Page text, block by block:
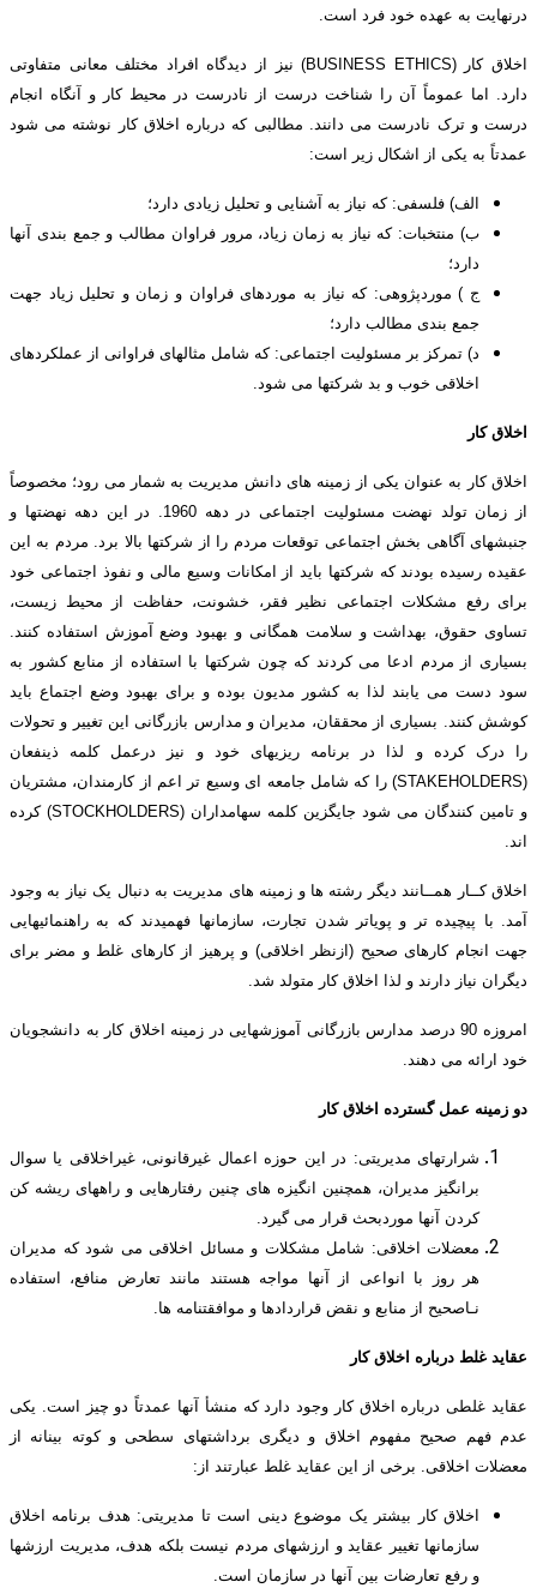
درنهایت به عهده خود فرد است.
اخلاق کار (BUSINESS ETHICS) نیز از دیدگاه افراد مختلف معانی متفاوتی
دارد. اما عموماً آن را شناخت درست از نادرست در محیط کار و آنگاه انجام
درست و ترک نادرست می دانند. مطالبی که درباره اخلاق کار نوشته می شود
عمدتاً به یکی از اشکال زیر است:
الف) فلسفی: که نیاز به آشنایی و تحلیل زیادی دارد؛
ب) منتخبات: که نیاز به زمان زیاد، مرور فراوان مطالب و جمع بندی آنها
دارد؛
ج ) موردپژوهی: که نیاز به موردهای فراوان و زمان و تحلیل زیاد جهت
جمع بندی مطالب دارد؛
د) تمرکز بر مسئولیت اجتماعی: که شامل مثالهای فراوانی از عملکردهای
اخلاقی خوب و بد شرکتها می شود.
اخلاق کار
اخلاق کار به عنوان یکی از زمینه های دانش مدیریت به شمار می رود؛ مخصوصاً
از زمان تولد نهضت مسئولیت اجتماعی در دهه 1960. در این دهه نهضتها و
جنبشهای آگاهی بخش اجتماعی توقعات مردم را از شرکتها بالا برد. مردم به این
عقیده رسیده بودند که شرکتها باید از امکانات وسیع مالی و نفوذ اجتماعی خود
برای رفع مشکلات اجتماعی نظیر فقر، خشونت، حفاظت از محیط زیست،
تساوی حقوق، بهداشت و سلامت همگانی و بهبود وضع آموزش استفاده کنند.
بسیاری از مردم ادعا می کردند که چون شرکتها با استفاده از منابع کشور به
سود دست می یابند لذا به کشور مدیون بوده و برای بهبود وضع اجتماع باید
کوشش کنند. بسیاری از محققان، مدیران و مدارس بازرگانی این تغییر و تحولات
را درک کرده و لذا در برنامه ریزیهای خود و نیز درعمل کلمه ذینفعان
(STAKEHOLDERS) را که شامل جامعه ای وسیع تر اعم از کارمندان، مشتریان
و تامین کنندگان می شود جایگزین کلمه سهامداران (STOCKHOLDERS) کرده
اند.
اخلاق کــار همــانند دیگر رشته ها و زمینه های مدیریت به دنبال یک نیاز به وجود
آمد. با پیچیده تر و پویاتر شدن تجارت، سازمانها فهمیدند که به راهنمائیهایی
جهت انجام کارهای صحیح (ازنظر اخلاقی) و پرهیز از کارهای غلط و مضر برای
دیگران نیاز دارند و لذا اخلاق کار متولد شد.
امروزه 90 درصد مدارس بازرگانی آموزشهایی در زمینه اخلاق کار به دانشجویان
خود ارائه می دهند.
دو زمینه عمل گسترده اخلاق کار
شرارتهای مدیریتی: در این حوزه اعمال غیرقانونی، غیراخلاقی یا سوال
برانگیز مدیران، همچنین انگیزه های چنین رفتارهایی و راههای ریشه کن
کردن آنها موردبحث قرار می گیرد.
معضلات اخلاقی: شامل مشکلات و مسائل اخلاقی می شود که مدیران
هر روز با انواعی از آنها مواجه هستند مانند تعارض منافع، استفاده
نـاصحیح از منابع و نقض قراردادها و موافقتنامه ها.
عقاید غلط درباره اخلاق کار
عقاید غلطی درباره اخلاق کار وجود دارد که منشأ آنها عمدتاً دو چیز است. یکی
عدم فهم صحیح مفهوم اخلاق و دیگری برداشتهای سطحی و کوته بینانه از
معضلات اخلاقی. برخی از این عقاید غلط عبارتند از:
اخلاق کار بیشتر یک موضوع دینی است تا مدیریتی: هدف برنامه اخلاق
سازمانها تغییر عقاید و ارزشهای مردم نیست بلکه هدف، مدیریت ارزشها
و رفع تعارضات بین آنها در سازمان است.